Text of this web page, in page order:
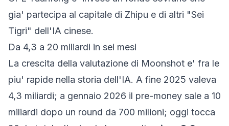
gia' partecipa al capitale di Zhipu e di altri "Sei
Tigri" dell'IA cinese.
Da 4,3 a 20 miliardi in sei mesi
La crescita della valutazione di Moonshot e' fra le
piu' rapide nella storia dell'IA. A fine 2025 valeva
4,3 miliardi; a gennaio 2026 il pre-money sale a 10
miliardi dopo un round da 700 milioni; oggi tocca